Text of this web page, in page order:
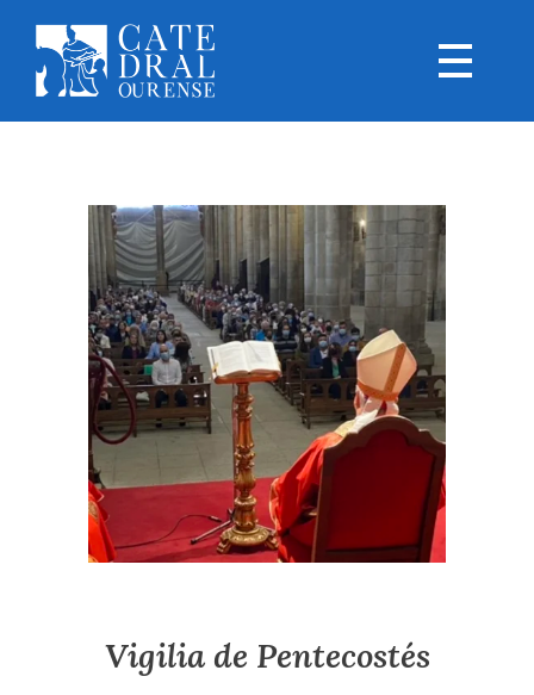
Vigilia de Pentecostés